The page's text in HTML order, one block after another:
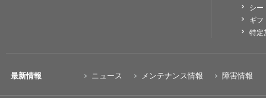
シー
ギフ
特定
最新情報 ニュース メンテナンス情報 障害情報